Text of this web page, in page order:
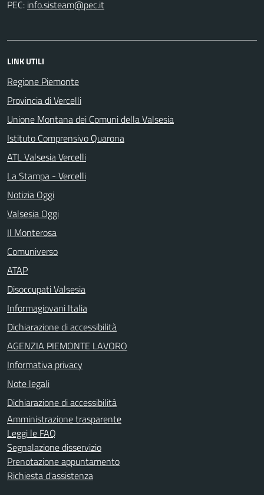
PEC:
LINK UTILI
Regione Piemonte
Provincia di Vercelli
Unione Montana dei Comuni della Valsesia
Istituto Comprensivo Quarona
ATL Valsesia Vercelli
La Stampa - Vercelli
Notizia Oggi
Valsesia Oggi
Il Monterosa
Comuniverso
ATAP
Disoccupati Valsesia
Informagiovani Italia
Dichiarazione di accessibilità
AGENZIA PIEMONTE LAVORO
Informativa privacy
Note legali
Dichiarazione di accessibilità
Amministrazione trasparente
Leggi le FAQ
Segnalazione disservizio
Prenotazione appuntamento
Richiesta d'assistenza